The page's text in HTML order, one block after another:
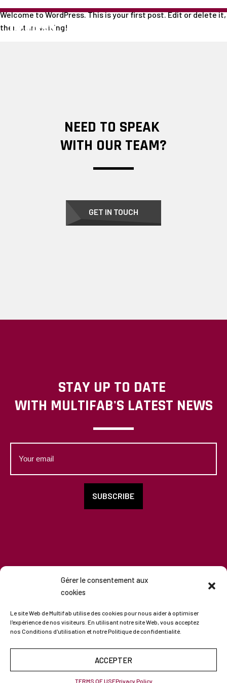
Gérer le consentement aux
cookies
Le site Web de Multifab utilise des cookies pour nous aider à optimiser
l'expérience de nos visiteurs. En utilisant notre site Web, vous acceptez
nos Conditions d'utilisation et notre Politique de confidentialité.
ACCEPTER
TERMS OF USEPrivacy Policy
Welcome to WordPress. This is your first post. Edit or delete it,
then start writing!
NEED TO SPEAK
WITH OUR TEAM?
GET IN TOUCH
STAY UP TO DATE
WITH MULTIFAB'S LATEST NEWS
email
SUBSCRIBE
Copyright 2026 - All rights reserved
Terms of use | Privacy Policy